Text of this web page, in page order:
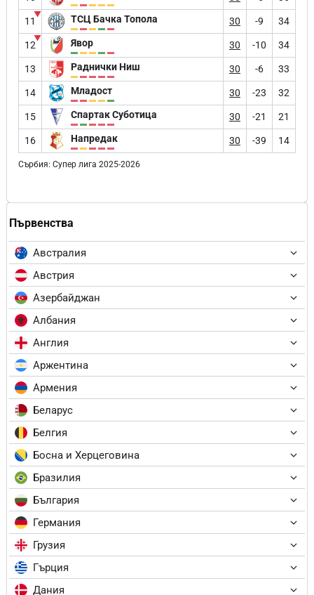
Първенства
Австралия
Австрия
Азербайджан
Албания
Англия
Аржентина
Армения
Беларус
Белгия
Босна и Херцеговина
Бразилия
България
Германия
Грузия
Гърция
Дания
11
▼ ТСЦ Бачка Топола 30 -9 34
12
▼ Явор 30 -10 34
13 Раднички Ниш 30 -6 33
14 Младост 30 -23 32
15 Спартак Суботица 30 -21 21
16 Напредак 30 -39 14
Сърбия: Супер лига 2025-2026